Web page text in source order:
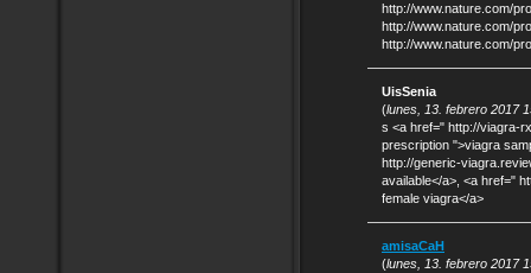
http://www.nature.com/
http://www.nature.com/
http://www.nature.com/
UisSenia
(lunes, 13. febrero 2017
s <a href=" http://viagra-
prescription ">viagra
http://generic-
available</a>, <a href="
female viagra</a>
amisaCaH
(lunes, 13. febrero 2017